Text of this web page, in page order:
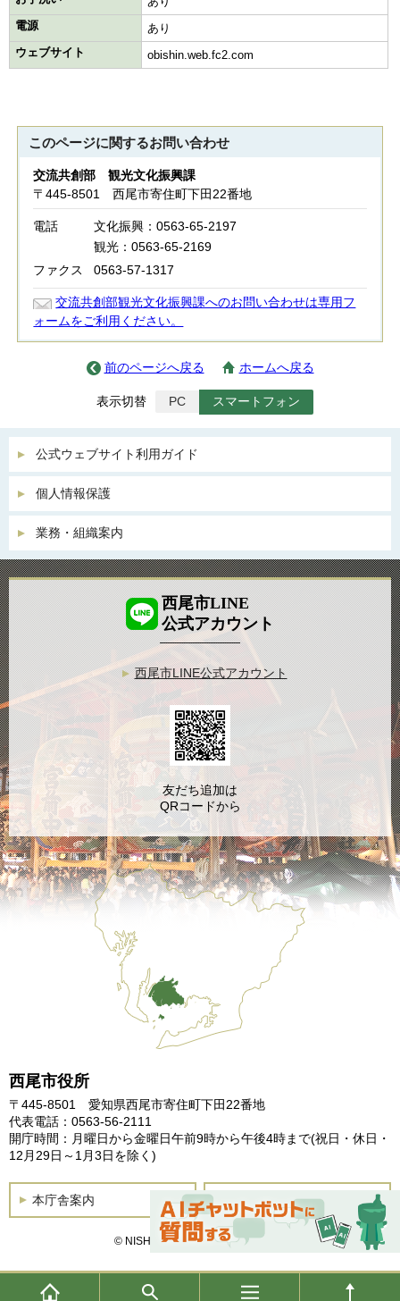
電源
あり
ウェブサイト
obishin.web.fc2.com
このページに関するお問い合わせ
交流共創部 観光文化振興課
〒445-8501 西尾市寄住町下田22番地
電話
文化振興：0563-65-2197
観光：0563-65-2169
ファクス
0563-57-1317
交流共創部観光文化振興課へのお問い合わせは専用フ
ォームをご利用ください。
前のページへ戻る ホームへ戻る
表示切替 PC スマートフォン
公式ウェブサイト利用ガイド
個人情報保護
業務・組織案内
西尾市役所
〒445-8501 愛知県西尾市寄住町下田22番地
代表電話：0563-56-2111
開庁時間：月曜日から金曜日午前9時から午後4時まで(祝日・休日・
12月29日～1月3日を除く)
本庁舎案内 土曜開庁
© NISHIO City, All Rights Reserved.
西尾市LINE
公式アカウント
西尾市LINE公式アカウント
友だち追加は
QRコードから